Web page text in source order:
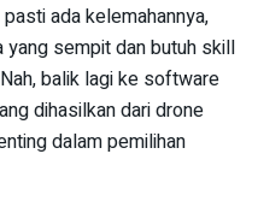
ada kelemahannya,
sempit dan butuh skill
balik lagi ke software
dihasilkan dari drone
dalam pemilihan